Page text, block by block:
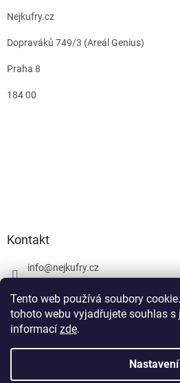
Tento web používá soubory
tohoto webu vyjadřujete souhlas
informací zde.
Nastavení
Nejkufry.cz
Dopraváků 749/3 (Areál Genius)
Praha 8
184 00
Kontakt
info@nejkufry.cz
Facebook
Vytvořil